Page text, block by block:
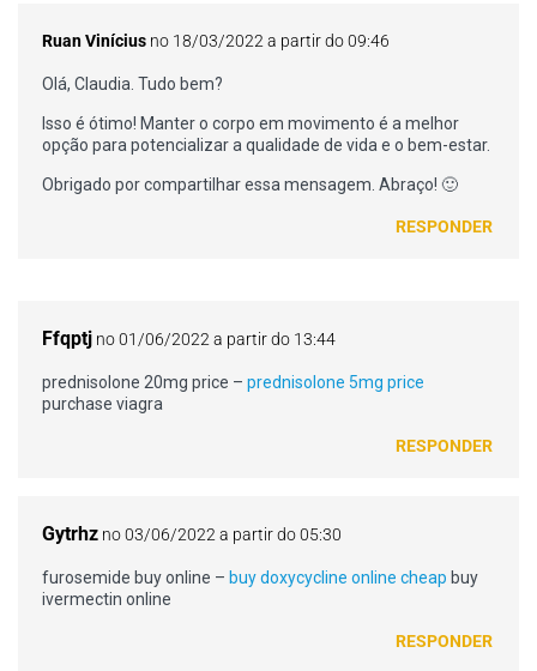
Ruan Vinícius no 18/03/2022 a partir do 09:46
Olá, Claudia. Tudo bem?
Isso é ótimo! Manter o corpo em movimento é a melhor
opção para potencializar a qualidade de vida e o bem-estar.
Obrigado por compartilhar essa mensagem. Abraço! 🙂
RESPONDER
Ffqptj no 01/06/2022 a partir do 13:44
prednisolone 20mg price – prednisolone 5mg price
purchase viagra
RESPONDER
Gytrhz no 03/06/2022 a partir do 05:30
furosemide buy online – buy doxycycline online cheap buy
ivermectin online
RESPONDER